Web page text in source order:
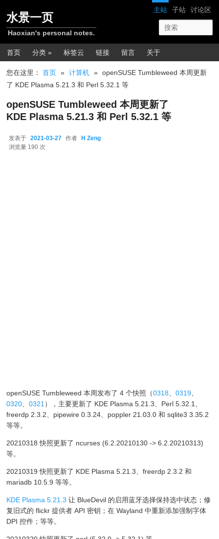
网站导航
主站 子站 讨论区
水景一页
Haoxian's personal notes.
主菜单
首页 分类 » 标签云 链接 留言 关于
您在这里：首页 » 计算机 » openSUSE Tumbleweed 本周更新
了 KDE Plasma 5.21.3 和 Perl 5.32.1 等
openSUSE Tumbleweed 本周更新了
KDE Plasma 5.21.3 和 Perl 5.32.1 等
发表于 2021-03-27 作者 H Zeng
浏览量 190 次
openSUSE Tumbleweed 本周发布了 4 个快照（0318、0319、
0320、0321），主要更新了 KDE Plasma 5.21.3、Perl 5.32.1、
freerdp 2.3.2、pipewire 0.3.24、poppler 21.03.0 和 sqlite3 3.35.2
等等。
20210318 快照更新了 ncurses (6.2.20210130 -> 6.2.20210313)
等。
20210319 快照更新了 KDE Plasma 5.21.3、freerdp 2.3.2 和
mariadb 10.5.9 等等。
KDE Plasma 5.21.3 让 BlueDevil 的启用蓝牙选择保持选中状态；修
复旧式的 flickr 提供者 API 密钥；在 Wayland 中重新添加强制字体
DPI 控件；等等。